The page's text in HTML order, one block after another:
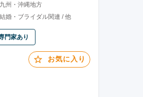
九州・沖縄地方
結婚・ブライダル関連 / 他
門家あり
お気に入り